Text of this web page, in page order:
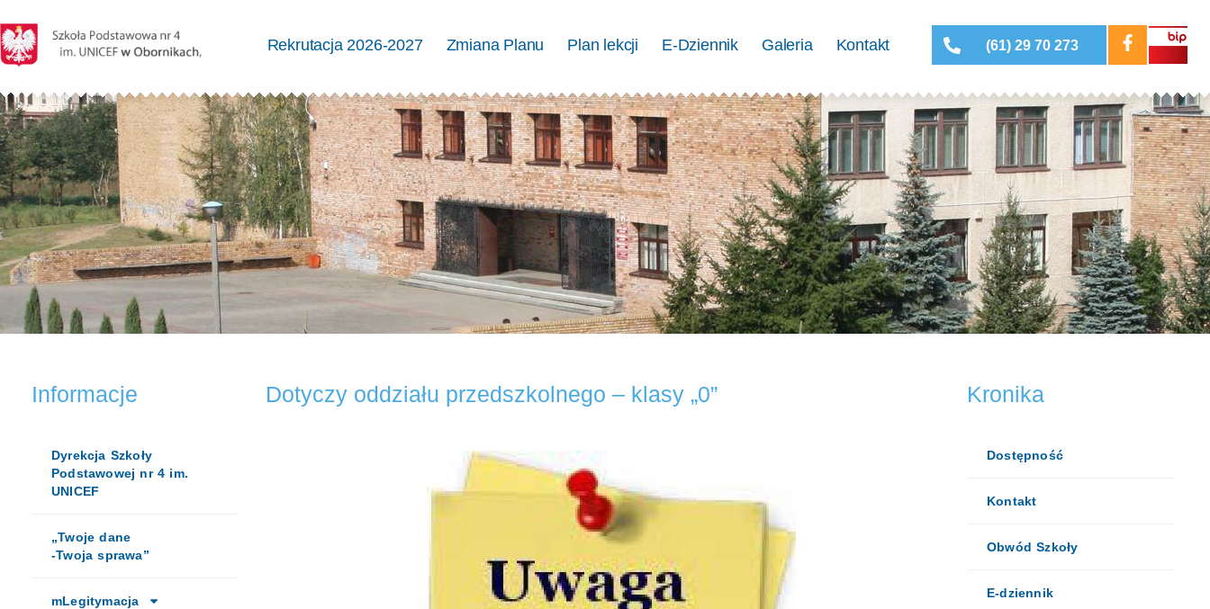
Rekrutacja 2026-2027 Zmiana Planu Plan lekcji E-Dziennik Galeria Kontakt (61) 29 70 273
Informacje
Dyrekcja Szkoły
Podstawowej nr 4 im.
UNICEF
„Twoje dane
-Twoja sprawa”
mLegitymacja
Dotyczy oddziału przedszkolnego – klasy „0” Kronika
Dostępność
Kontakt
Obwód Szkoły
E-dziennik